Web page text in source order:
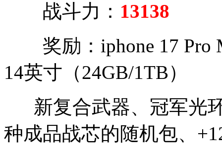
战斗力： 13138
奖励：iphone 17 Pro
14英寸（24GB/1TB）
新复合武器、冠军光
种成品战芯的随机包、